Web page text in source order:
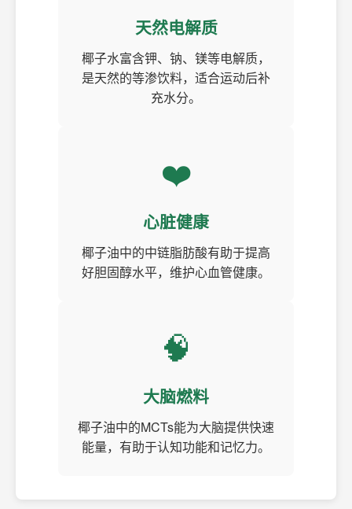
天然电解质
椰子水富含钾、钠、镁等电解质，
是天然的等渗饮料，适合运动后补
充水分。
❤️
心脏健康
椰子油中的中链脂肪酸有助于提高
好胆固醇水平，维护心血管健康。
🧠
大脑燃料
椰子油中的MCTs能为大脑提供快速
能量，有助于认知功能和记忆力。